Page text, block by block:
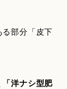
部分「皮下
洋ナシ型肥